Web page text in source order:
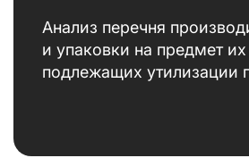
Анализ перечня
и упаковки на предмет
подлежащих утилизации